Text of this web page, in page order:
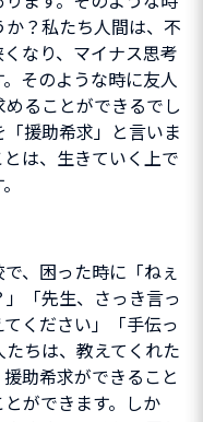
？私たち人間は、不
なり、マイナス思考
そのような時に友人
ることができるでし
援助希求」と言いま
は、生きていく上で
、困った時に「ねぇ
「先生、さっき言っ
ください」「手伝っ
ちは、教えてくれた
助希求ができること
ができます。しか